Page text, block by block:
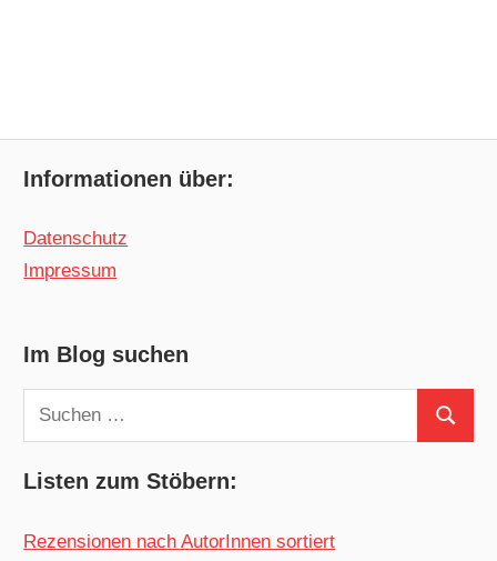
Informationen über:
Datenschutz
Impressum
Im Blog suchen
Suchen
nach:
Suchen
Listen zum Stöbern:
Rezensionen nach AutorInnen sortiert